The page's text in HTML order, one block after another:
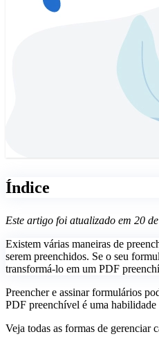
Índice
Este artigo foi atualizado em 20
Existem várias maneiras de
serem preenchidos. Se o seu
transformá-lo em um PDF
Preencher e assinar formulários
PDF preenchível é uma
Veja todas as formas de gerenciar